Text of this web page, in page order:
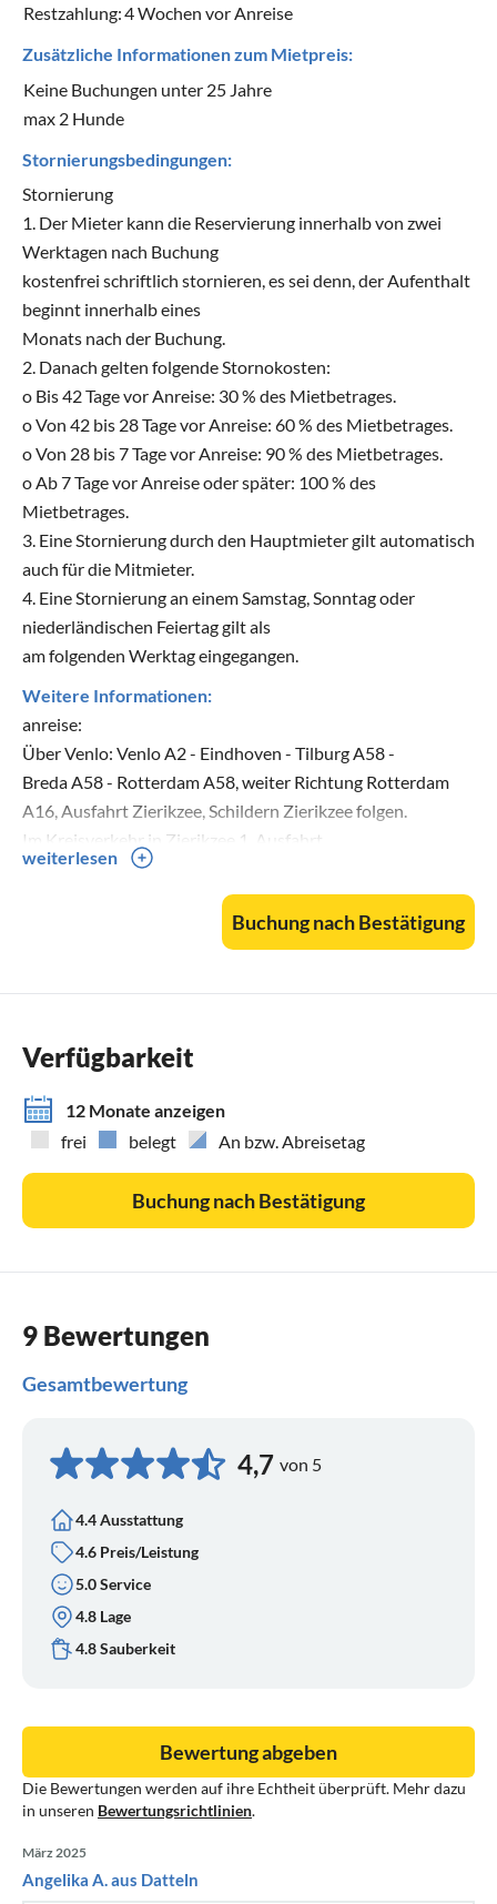
Restzahlung:4 Wochen vor Anreise
Zusätzliche Informationen zum Mietpreis:
Keine Buchungen unter 25 Jahre
max 2 Hunde
Stornierungsbedingungen:
Stornierung
1. Der Mieter kann die Reservierung innerhalb von zwei
Werktagen nach Buchung
kostenfrei schriftlich stornieren, es sei denn, der Aufenthalt
beginnt innerhalb eines
Monats nach der Buchung.
2. Danach gelten folgende Stornokosten:
o Bis 42 Tage vor Anreise: 30 % des Mietbetrages.
o Von 42 bis 28 Tage vor Anreise: 60 % des Mietbetrages.
o Von 28 bis 7 Tage vor Anreise: 90 % des Mietbetrages.
o Ab 7 Tage vor Anreise oder später: 100 % des
Mietbetrages.
3. Eine Stornierung durch den Hauptmieter gilt automatisch
auch für die Mitmieter.
4. Eine Stornierung an einem Samstag, Sonntag oder
niederländischen Feiertag gilt als
am folgenden Werktag eingegangen.
Weitere Informationen:
anreise:
Über Venlo: Venlo A2 - Eindhoven - Tilburg A58 -
Breda A58 - Rotterdam A58, weiter Richtung Rotterdam
A16, Ausfahrt Zierikzee, Schildern Zierikzee folgen.
Im Kreisverkehr in Zierikzee 1. Ausfahrt
Brouwershaven, dann 2. Straße links, Richtung
Über Rotterdam: A57 Richtung Nijmegen
weiterlesen
Buchung nach Bestätigung
Verfügbarkeit
12 Monate anzeigen
frei
belegt An bzw. Abreisetag
Buchung nach Bestätigung
9 Bewertungen
Gesamtbewertung
4,7 von 5
4.4 Ausstattung
4.6 Preis/Leistung
5.0 Service
4.8 Lage
4.8 Sauberkeit
Die Bewertungen werden auf ihre Echtheit überprüft. Mehr dazu
in unseren Bewertungsrichtlinien.
Bewertung abgeben
März 2025
Angelika A. aus Datteln